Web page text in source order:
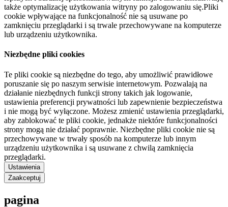
także optymalizację użytkowania witryny po zalogowaniu się.Pliki
cookie wpływające na funkcjonalność nie są usuwane po
zamknięciu przeglądarki i są trwale przechowywane na komputerze
lub urządzeniu użytkownika.
Niezbędne pliki cookies
Te pliki cookie są niezbędne do tego, aby umożliwić prawidłowe
poruszanie się po naszym serwisie internetowym. Pozwalają na
działanie niezbędnych funkcji strony takich jak logowanie,
ustawienia preferencji prywatności lub zapewnienie bezpieczeństwa
i nie mogą być wyłączone. Możesz zmienić ustawienia przeglądarki,
aby zablokować te pliki cookie, jednakże niektóre funkcjonalności
strony mogą nie działać poprawnie. Niezbędne pliki cookie nie są
przechowywane w trwały sposób na komputerze lub innym
urządzeniu użytkownika i są usuwane z chwilą zamknięcia
przeglądarki.
Ustawienia
Zaakceptuj
pagina